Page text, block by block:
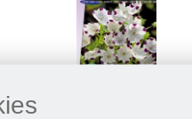
Némophile maculée Spotty